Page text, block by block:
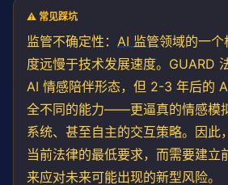
⚠️ 常见踩坑
监管不确定性： AI 监管领域的一个
度远慢于技术发展速度。GUARD
AI 情感陪伴形态，但 2-3 年后的
全不同的能力——更逼真的情感模
系统、甚至自主的交互策略。因此
当前法律的最低要求，而需要建立
来应对未来可能出现的新型风险。